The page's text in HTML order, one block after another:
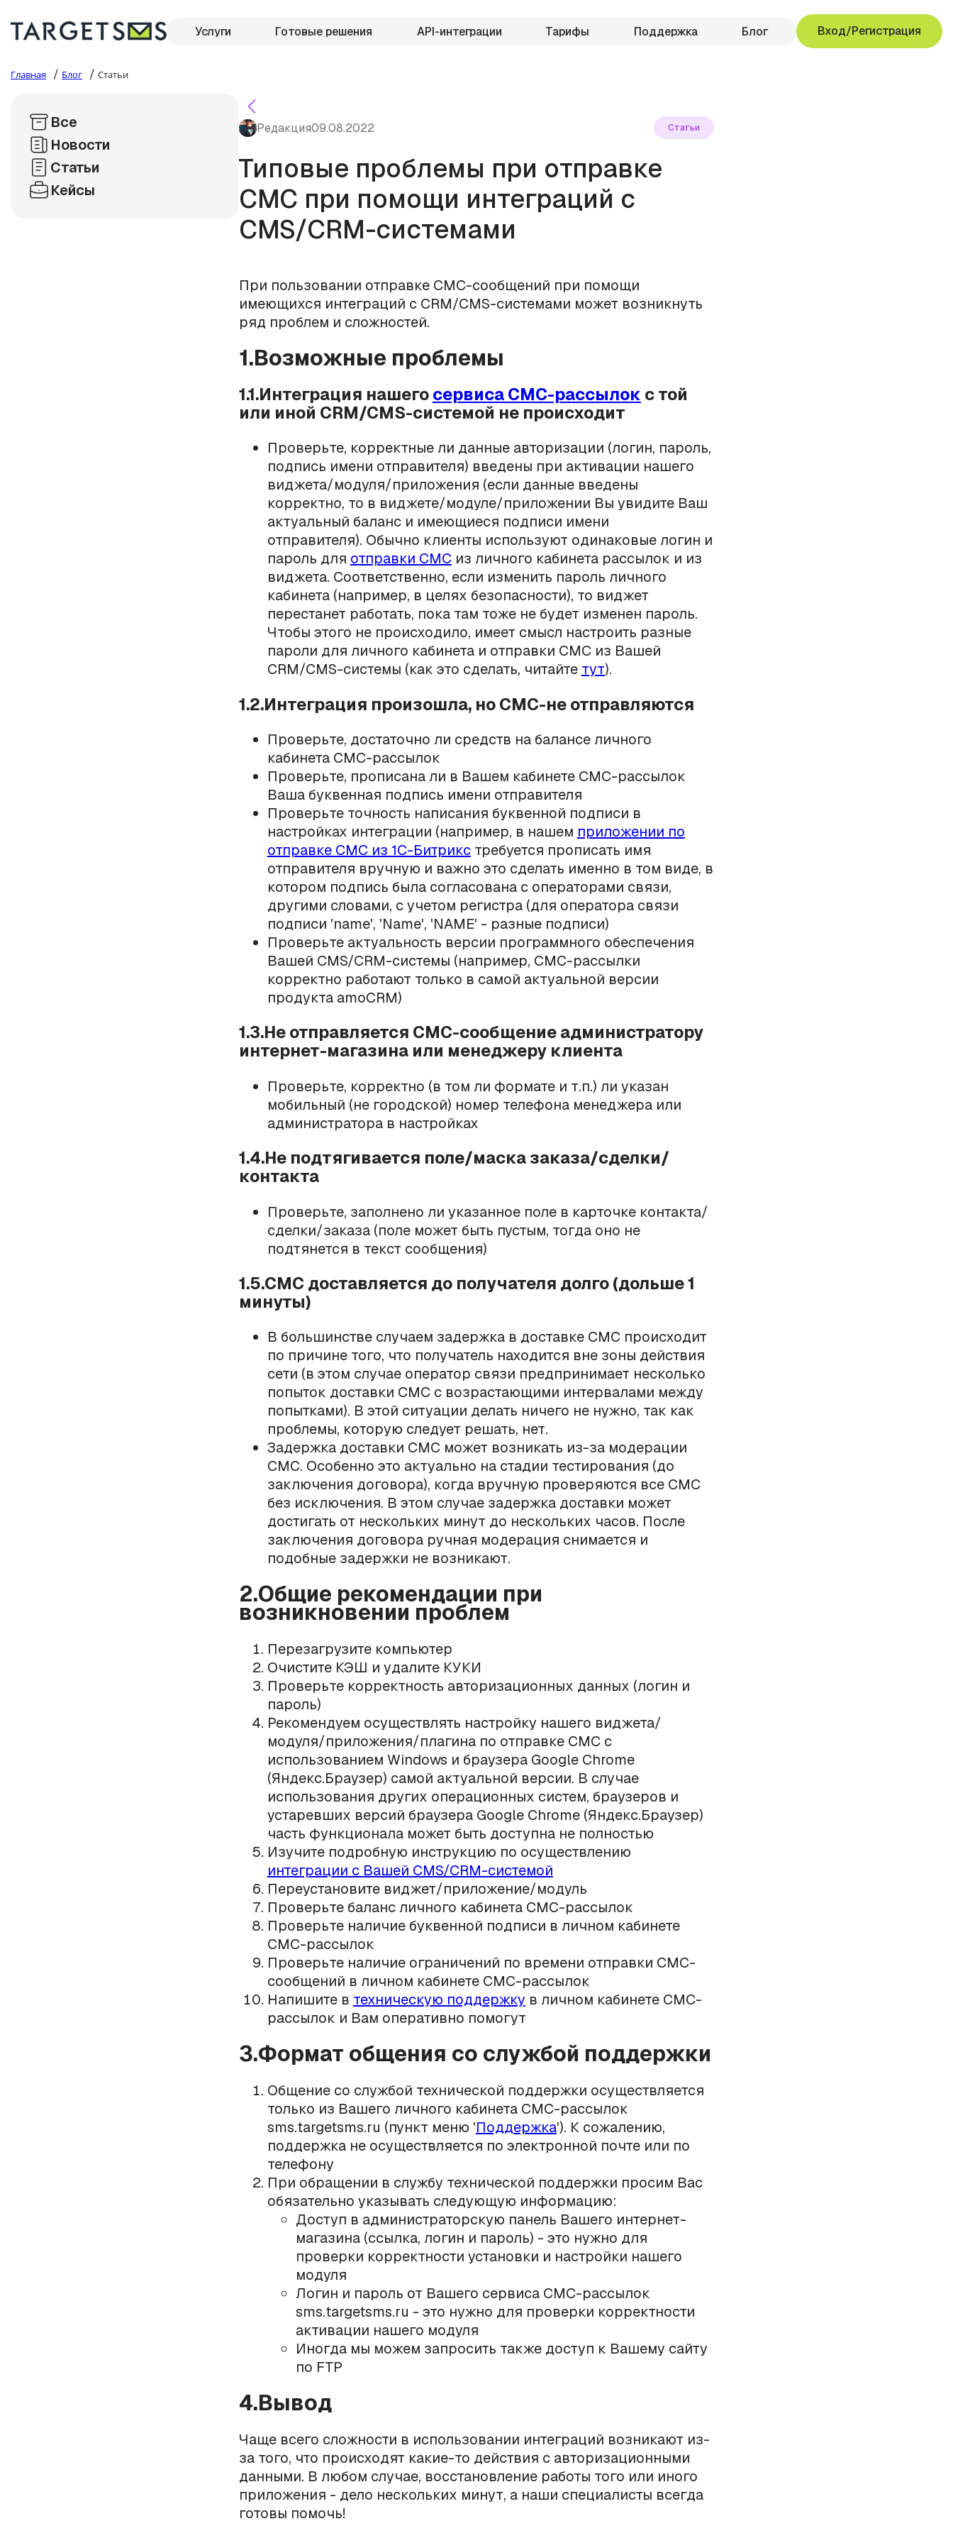
Услуги Готовые решения API-интеграции Тарифы Поддержка Блог Вход/Регистрация
Главная / Блог / Статьи
Все
Новости
Статьи
Кейсы
Редакция09.08.2022 Статьи
Типовые проблемы при отправке
СМС при помощи интеграций с
CMS/CRM-системами
При пользовании отправке СМС-сообщений при помощи
имеющихся интеграций с CRM/CMS-системами может возникнуть
ряд проблем и сложностей.
1.Возможные проблемы
1.1.Интеграция нашегосервиса СМС-рассылок с той
или иной CRM/CMS-системой не происходит
Проверьте, корректные ли данные авторизации (логин, пароль,
подпись имени отправителя) введены при активации нашего
виджета/модуля/приложения (если данные введены
корректно, то в виджете/модуле/приложении Вы увидите Ваш
актуальный баланс и имеющиеся подписи имени
отправителя). Обычно клиенты используют одинаковые логин и
пароль для отправки СМСиз личного кабинета рассылок и из
виджета. Соответственно, если изменить пароль личного
кабинета (например, в целях безопасности), то виджет
перестанет работать, пока там тоже не будет изменен пароль.
Чтобы этого не происходило, имеет смысл настроить разные
пароли для личного кабинета и отправки СМС из Вашей
CRM/CMS-системы (как это сделать, читайте тут).
1.2.Интеграция произошла, но СМС-не отправляются
Проверьте, достаточно ли средств на балансе личного
кабинета СМС-рассылок
Проверьте, прописана ли в Вашем кабинете СМС-рассылок
Ваша буквенная подпись имени отправителя
Проверьте точность написания буквенной подписи в
настройках интеграции (например, в нашем приложении по
отправке СМС из 1С-Битрикстребуется прописать имя
отправителя вручную и важно это сделать именно в том виде, в
котором подпись была согласована с операторами связи,
другими словами, с учетом регистра (для оператора связи
подписи 'name', 'Name', 'NAME' - разные подписи)
Проверьте актуальность версии программного обеспечения
Вашей CMS/CRM-системы (например, СМС-рассылки
корректно работают только в самой актуальной версии
продукта amoCRM)
1.3.Не отправляется СМС-сообщение администратору
интернет-магазина или менеджеру клиента
Проверьте, корректно (в том ли формате и т.п.) ли указан
мобильный (не городской) номер телефона менеджера или
администратора в настройках
1.4.Не подтягивается поле/маска заказа/сделки/
контакта
Проверьте, заполнено ли указанное поле в карточке контакта/
сделки/заказа (поле может быть пустым, тогда оно не
подтянется в текст сообщения)
1.5.СМС доставляется до получателя долго (дольше 1
минуты)
В большинстве случаем задержка в доставке СМС происходит
по причине того, что получатель находится вне зоны действия
сети (в этом случае оператор связи предпринимает несколько
попыток доставки СМС с возрастающими интервалами между
попытками). В этой ситуации делать ничего не нужно, так как
проблемы, которую следует решать, нет.
Задержка доставки СМС может возникать из-за модерации
СМС. Особенно это актуально на стадии тестирования (до
заключения договора), когда вручную проверяются все СМС
без исключения. В этом случае задержка доставки может
достигать от нескольких минут до нескольких часов. После
заключения договора ручная модерация снимается и
подобные задержки не возникают.
2.Общие рекомендации при
возникновении проблем
Перезагрузите компьютер
Очистите КЭШ и удалите КУКИ
Проверьте корректность авторизационных данных (логин и
пароль)
Рекомендуем осуществлять настройку нашего виджета/
модуля/приложения/плагина по отправке СМС с
использованием Windows и браузера Google Chrome
(Яндекс.Браузер) самой актуальной версии. В случае
использования других операционных систем, браузеров и
устаревших версий браузера Google Chrome (Яндекс.Браузер)
часть функционала может быть доступна не полностью
Изучите подробную инструкцию по осуществлению
интеграции с Вашей CMS/CRM-системой
Переустановите виджет/приложение/модуль
Проверьте баланс личного кабинета СМС-рассылок
Проверьте наличие буквенной подписи в личном кабинете
СМС-рассылок
Проверьте наличие ограничений по времени отправки СМС-
сообщений в личном кабинете СМС-рассылок
Напишите в техническую поддержку в личном кабинете СМС-
рассылок и Вам оперативно помогут
3.Формат общения со службой поддержки
Общение со службой технической поддержки осуществляется
только из Вашего личного кабинета СМС-рассылок
sms.targetsms.ru (пункт меню 'Поддержка'). К сожалению,
поддержка не осуществляется по электронной почте или по
телефону
При обращении в службу технической поддержки просим Вас
обязательно указывать следующую информацию:
Доступ в администраторскую панель Вашего интернет-
магазина (ссылка, логин и пароль) - это нужно для
проверки корректности установки и настройки нашего
модуля
Логин и пароль от Вашего сервиса СМС-рассылок
sms.targetsms.ru - это нужно для проверки корректности
активации нашего модуля
Иногда мы можем запросить также доступ к Вашему сайту
по FTP
4.Вывод
Чаще всего сложности в использовании интеграций возникают из-
за того, что происходят какие-то действия с авторизационными
данными. В любом случае, восстановление работы того или иного
приложения - дело нескольких минут, а наши специалисты всегда
готовы помочь!